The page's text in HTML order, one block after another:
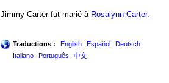
Jimmy Carter fut marié à Rosalynn Carter.
Traductions : English Español
Deutsch
Italiano
Português 中文